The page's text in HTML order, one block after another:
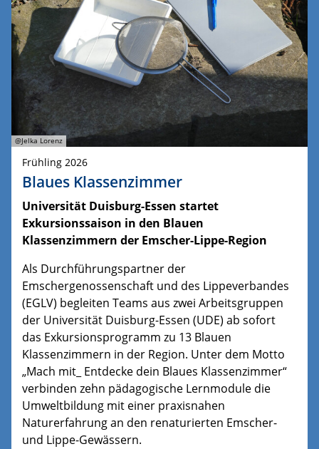
@Jelka Lorenz
Frühling 2026
Blaues Klassenzimmer
Universität Duisburg-Essen startet
Exkursionssaison in den Blauen
Klassenzimmern der Emscher-Lippe-Region
Als Durchführungspartner der
Emschergenossenschaft und des Lippeverbandes
(EGLV) begleiten Teams aus zwei Arbeitsgruppen
der Universität Duisburg-Essen (UDE) ab sofort
das Exkursionsprogramm zu 13 Blauen
Klassenzimmern in der Region. Unter dem Motto
„Mach mit_ Entdecke dein Blaues Klassenzimmer“
verbinden zehn pädagogische Lernmodule die
Umweltbildung mit einer praxisnahen
Naturerfahrung an den renaturierten Emscher-
und Lippe-Gewässern.